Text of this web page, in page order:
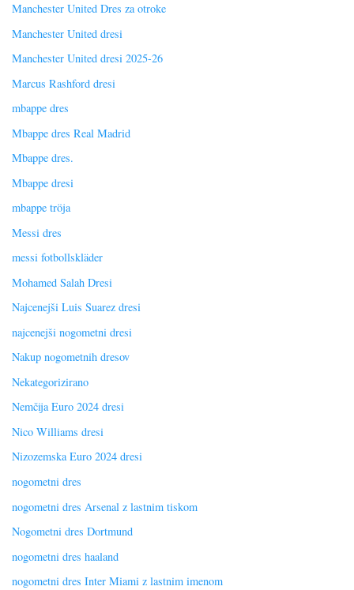
Manchester United Dres za otroke
Manchester United dresi
Manchester United dresi 2025-26
Marcus Rashford dresi
mbappe dres
Mbappe dres Real Madrid
Mbappe dres.
Mbappe dresi
mbappe tröja
Messi dres
messi fotbollskläder
Mohamed Salah Dresi
Najcenejši Luis Suarez dresi
najcenejši nogometni dresi
Nakup nogometnih dresov
Nekategorizirano
Nemčija Euro 2024 dresi
Nico Williams dresi
Nizozemska Euro 2024 dresi
nogometni dres
nogometni dres Arsenal z lastnim tiskom
Nogometni dres Dortmund
nogometni dres haaland
nogometni dres Inter Miami z lastnim imenom